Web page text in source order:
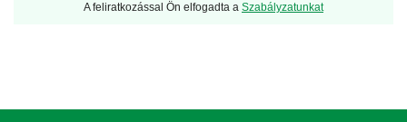
A feliratkozással Ön elfogadta a Szabályzatunkat